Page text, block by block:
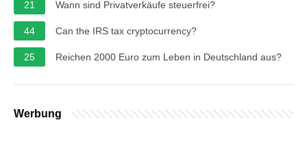
21 Wann sind Privatverkäufe steuerfrei?
44 Can the IRS tax cryptocurrency?
25 Reichen 2000 Euro zum Leben in Deutschland aus?
Werbung